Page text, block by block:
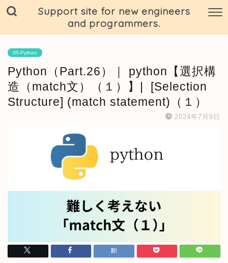
Support site for new engineers
and programmers.
05-Python
Python（Part.26）｜ python【選択構
造（match文）（１）】| [Selection
Structure] (match statement)（１）
2024年7月9日